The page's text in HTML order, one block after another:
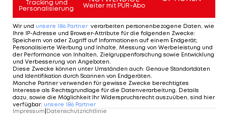
Das schlug sich mit Fortdauer in den Ergebnissen
nieder, die Premier-League-Saison 2021/22 wurde
letztendlich nur auf Rang 14 abgeschlossen, der
Start in die neue Spielzeit misslang. Gerrard
schaffte es praktisch nie, die Villa-Fans auf seine
Seite zu ziehen und eine große Euphorie zu
entfachen.
Tracking und
Personalisierung
Weiter mit PUR-Abo
Wir und unsere 186 Partner verarbeiten personenbezogene Daten, wie
Ihre IP-Adresse und Browser-Attribute für die folgenden Zwecke:
Speichern von oder Zugriff auf Informationen auf einem Endgerät;
Personalisierte Werbung und Inhalte, Messung von Werbeleistung und
der Performance von Inhalten, Zielgruppenforschung sowie Entwicklung
und Verbesserung von Angeboten.
Diese Zwecke können unter Umständen auch: Genaue Standortdaten
und Identifikation durch Scannen von Endgeräten.
Manche Partner verwenden für gewisse Zwecke berechtigtes
Interesse als Rechtsgrundlage für die Datenverarbeitung. Details
dazu, sowie die Möglichkeit Ihr Widerspruchsrecht auszuüben, sind hier
verfügbar: unsere 186 Partner
Impressum Datenschutzrichtlinie